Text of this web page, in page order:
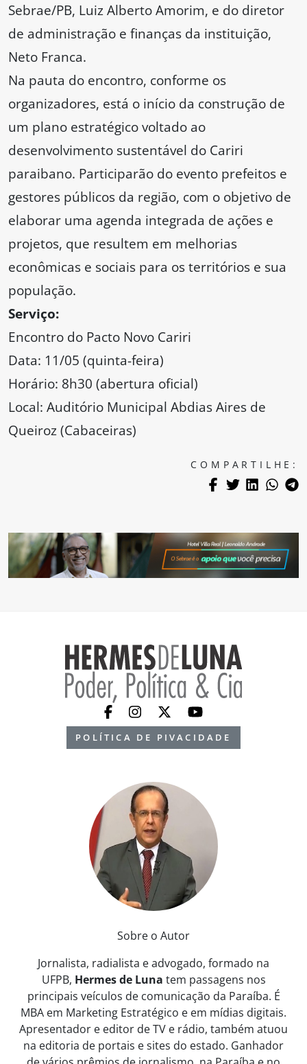
Sebrae/PB, Luiz Alberto Amorim, e do diretor
de administração e finanças da instituição,
Neto Franca.
Na pauta do encontro, conforme os
organizadores, está o início da construção de
um plano estratégico voltado ao
desenvolvimento sustentável do Cariri
paraibano. Participarão do evento prefeitos e
gestores públicos da região, com o objetivo de
elaborar uma agenda integrada de ações e
projetos, que resultem em melhorias
econômicas e sociais para os territórios e sua
população.
Serviço:
Encontro do Pacto Novo Cariri
Data: 11/05 (quinta-feira)
Horário: 8h30 (abertura oficial)
Local: Auditório Municipal Abdias Aires de
Queiroz (Cabaceiras)
COMPARTILHE:
POLÍTICA DE PIVACIDADE
Sobre o Autor
Jornalista, radialista e advogado, formado na
UFPB, Hermes de Luna tem passagens nos
principais veículos de comunicação da Paraíba. É
MBA em Marketing Estratégico e em mídias digitais.
Apresentador e editor de TV e rádio, também atuou
na editoria de portais e sites do estado. Ganhador